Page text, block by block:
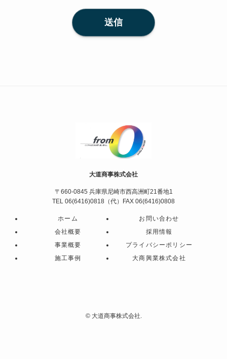
大道商事株式会社
〒660-0845 兵庫県尼崎市西高洲町21番地1
TEL 06(6416)0818（代）FAX 06(6416)0808
ホーム
会社概要
事業概要
施工事例
お問い合わせ
採用情報
プライバシーポリシー
大商興業株式会社
©大道商事株式会社.